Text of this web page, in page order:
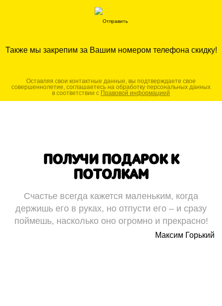
Также мы закрепим за Вашим номером телефона скидку!
Оставляя свои контактные данные, вы подтверждаете свое
совершеннолетие, соглашаетесь на обработку персональных данных
в соответствии с Правовой информацией
ПОЛУЧИ ПОДАРОК К
ПОТОЛКАМ
Счастье всегда кажется маленьким, когда
держишь его в руках, но отпусти его – и сразу
поймешь, насколько оно огромно и прекрасно!
Максим Горький